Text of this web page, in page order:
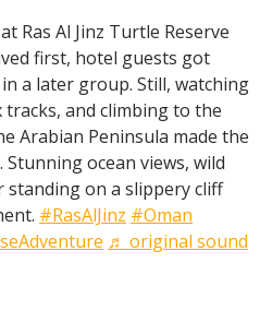
Ras Al Jinz Turtle Reserve
first, hotel guests got
a later group. Still, watching
and climbing to the
Arabian Peninsula made the
ocean views, wild
on a slippery cliff
#RasAlJinz #Oman
♬ original sound